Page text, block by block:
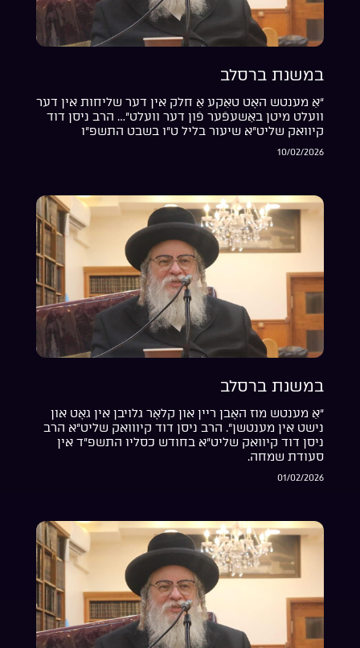
במשנת ברסלב
“אַ מענטש האָט טאַקע אַ חלק אין דער שליחות אין דער
וועלט מיטן באַשעפֿער פֿון דער וועלט”… הרב ניסן דוד
קיוואק שליט”א שיעור בליל ט”ו בשבט התשפ”ו
10/02/2026
במשנת ברסלב
“אַ מענטש מוז האָבן ריין און קלאָר גלויבן אין גאָט און
נישט אין מענטשן”. הרב ניסן דוד קיווואק שליט”א הרב
ניסן דוד קיוואק שליט”א בחודש כסליו התשפ”ד אין
סעודת שמחה.
01/02/2026